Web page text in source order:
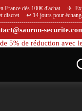
5% de réduction avec
France dès 100€ d'achat ✈
et discret ↩️ 14 jours pour